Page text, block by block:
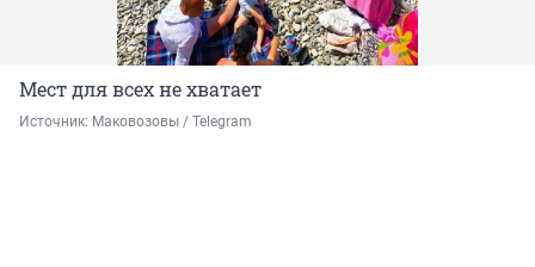
Мест для всех не хватает
Источник: Маковозовы / Telegram